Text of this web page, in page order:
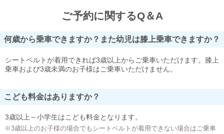
ご予約に関するQ＆A
何歳から乗車できますか？また幼児は膝上乗車できますか？
シートベルトが着用できれば3歳以上からご乗車いただけます。膝上
乗車および3歳未満のお子様はご乗車いただけません。
こども料金はありますか？
3歳以上～小学生はこども料金となります。
※3歳以上のお子様の場合でもシートベルトが着用できない場合はご乗車